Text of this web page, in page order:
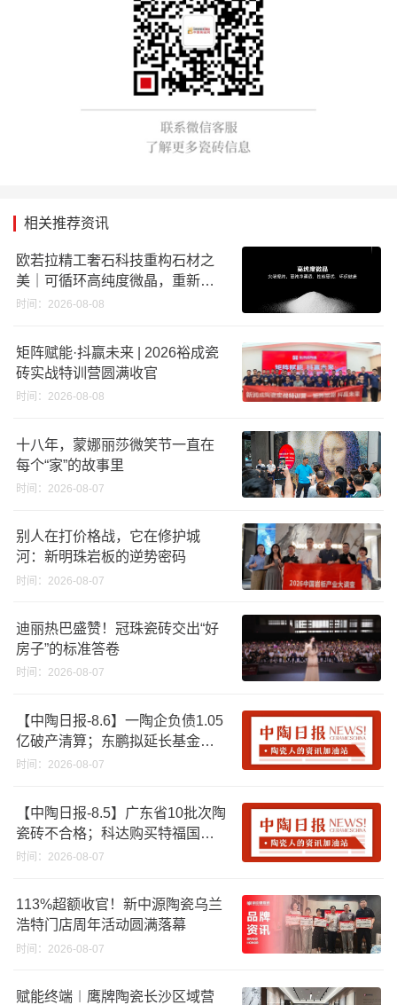
相关推荐资讯
欧若拉精工奢石科技重构石材之
美｜可循环高纯度微晶，重新定
义高端奢石原料
时间：2026-08-08
矩阵赋能·抖赢未来 | 2026裕成瓷
砖实战特训营圆满收官
时间：2026-08-08
十八年，蒙娜丽莎微笑节一直在
每个“家”的故事里
时间：2026-08-07
别人在打价格战，它在修护城
河：新明珠岩板的逆势密码
时间：2026-08-07
迪丽热巴盛赞！冠珠瓷砖交出“好
房子”的标准答卷
时间：2026-08-07
【中陶日报-8.6】一陶企负债1.05
亿破产清算；东鹏拟延长基金投
资期限；工信部开展建陶行业能
时间：2026-08-07
【中陶日报-8.5】广东省10批次陶
瓷砖不合格；科达购买特福国际
股份申请未通过；蒙娜丽莎5千万
破18亿元
时间：2026-08-07
113%超额收官！新中源陶瓷乌兰
浩特门店周年活动圆满落幕
时间：2026-08-07
赋能终端︱鹰牌陶瓷长沙区域营